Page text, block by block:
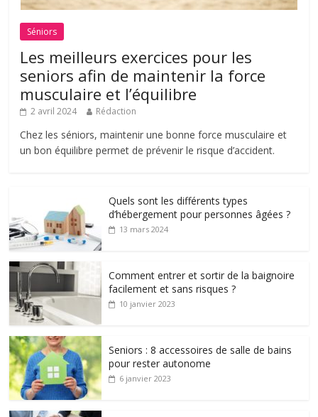
Séniors
Les meilleurs exercices pour les
seniors afin de maintenir la force
musculaire et l’équilibre
2 avril 2024 Rédaction
Chez les séniors, maintenir une bonne force musculaire et
un bon équilibre permet de prévenir le risque d’accident.
Quels sont les différents types
d’hébergement pour personnes âgées ?
13 mars 2024
Comment entrer et sortir de la baignoire
facilement et sans risques ?
10 janvier 2023
Seniors : 8 accessoires de salle de bains
pour rester autonome
6 janvier 2023